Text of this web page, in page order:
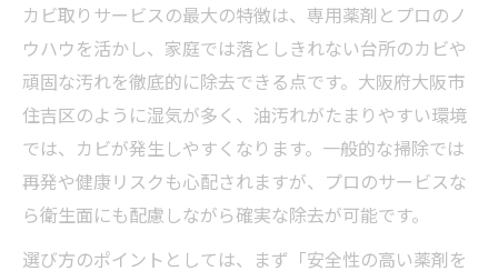
カビ取りサービスの最大の特徴は、専用薬剤とプロのノ
ウハウを活かし、家庭では落としきれない台所のカビや
頑固な汚れを徹底的に除去できる点です。大阪府大阪市
住吉区のように湿気が多く、油汚れがたまりやすい環境
では、カビが発生しやすくなります。一般的な掃除では
再発や健康リスクも心配されますが、プロのサービスな
ら衛生面にも配慮しながら確実な除去が可能です。
選び方のポイントとしては、まず「安全性の高い薬剤を